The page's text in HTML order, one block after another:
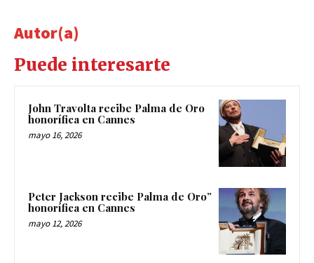
Autor(a)
Puede interesarte
John Travolta recibe Palma de Oro
honorífica en Cannes
mayo 16, 2026
Peter Jackson recibe Palma de Oro”
honorífica en Cannes
mayo 12, 2026